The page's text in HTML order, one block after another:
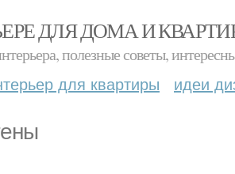
ДЛЯ ДОМА И
полезные советы,
для квартиры идеи